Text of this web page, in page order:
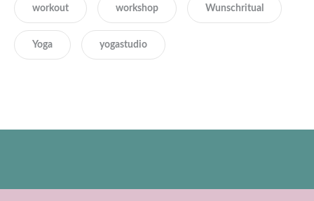
workout workshop Wunschritual
Yoga yogastudio